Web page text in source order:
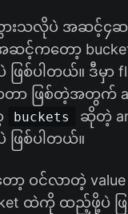
ားသလိုပဲ အဆင့်၄ဆင့်
င့်ကတော့
စ်ပါတယ်။​ ဒီမှာ
တာ ဖြစ်တဲ့အတွက်
buckets
ဆိုတဲ့
ြစ်ပါတယ်။
ာ့ ဝင်လာတဲ့
ထဲကို ထည့်ဖို့ပဲ ဖြ